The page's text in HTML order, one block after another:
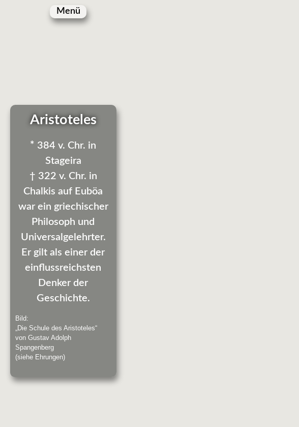
Menü
Aristoteles
* 384 v. Chr. in
Stageira
† 322 v. Chr. in
Chalkis auf Euböa
war ein griechischer
Philosoph und
Universalgelehrter.
Er gilt als einer der
einflussreichsten
Denker der
Geschichte.
Bild:
„Die Schule des Aristoteles“
von Gustav Adolph
Spangenberg
(siehe Ehrungen)